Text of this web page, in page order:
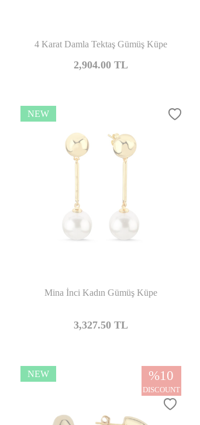
4 Karat Damla Tektaş Gümüş Küpe
2,904.00TL
NEW
Mina İnci Kadın Gümüş Küpe
3,327.50TL
NEW %10
DISCOUNT